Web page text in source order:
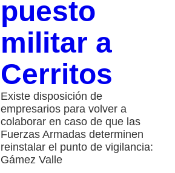
puesto
militar a
Cerritos
Existe disposición de
empresarios para volver a
colaborar en caso de que las
Fuerzas Armadas determinen
reinstalar el punto de vigilancia:
Gámez Valle